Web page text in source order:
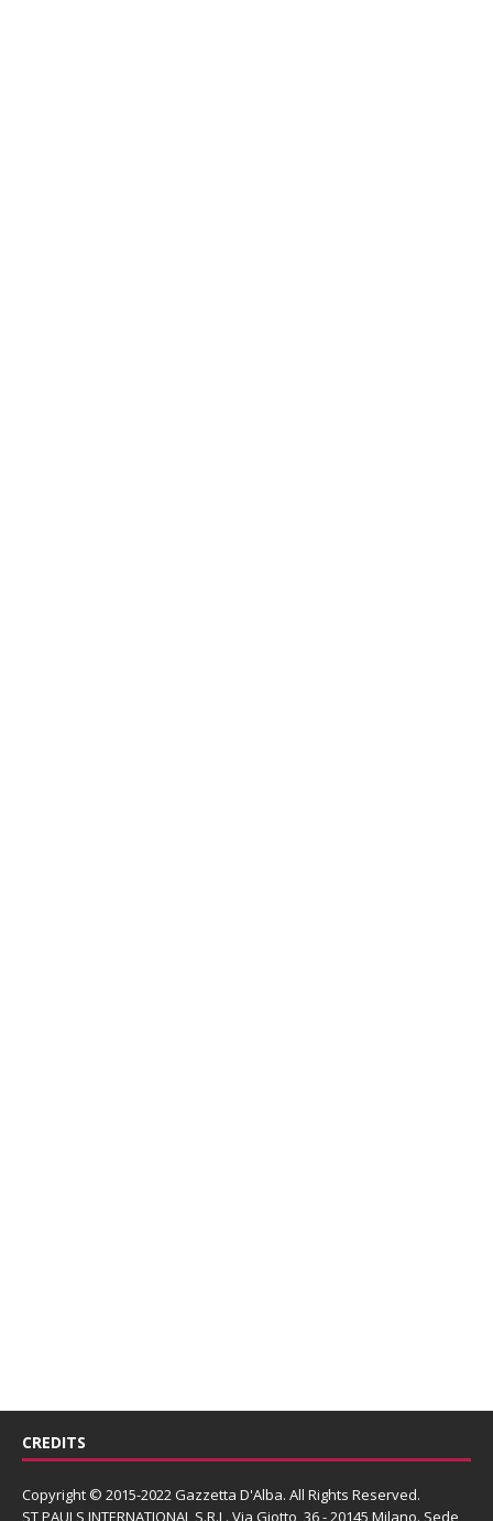
CREDITS
Copyright © 2015-2022 Gazzetta D'Alba. All Rights Reserved.
ST PAULS INTERNATIONAL S.R.L. Via Giotto, 36 - 20145 Milano. Sede